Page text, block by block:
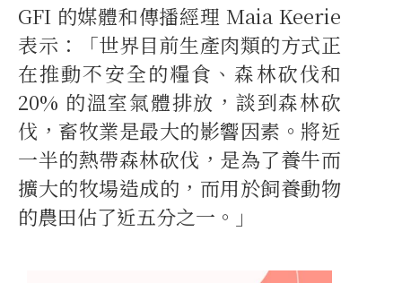
GFI 的媒體和傳播經理 Maia Keerie
表示：「世界目前生產肉類的方式正
在推動不安全的糧食、森林砍伐和
20% 的溫室氣體排放，談到森林砍
伐，畜牧業是最大的影響因素。將近
一半的熱帶森林砍伐，是為了養牛而
擴大的牧場造成的，而用於飼養動物
的農田佔了近五分之一。」